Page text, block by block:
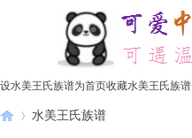
设水美王氏族谱为首页收藏水美王氏族谱
水美王氏族谱